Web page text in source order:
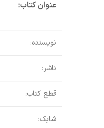
عنوان کتاب:
نویسنده:
ناشر:
قطع کتاب:
شابک: